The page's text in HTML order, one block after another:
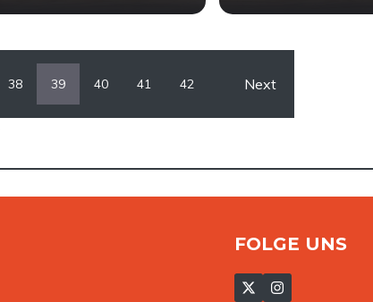
38 39 40 41 42 Next
FOLGE UNS